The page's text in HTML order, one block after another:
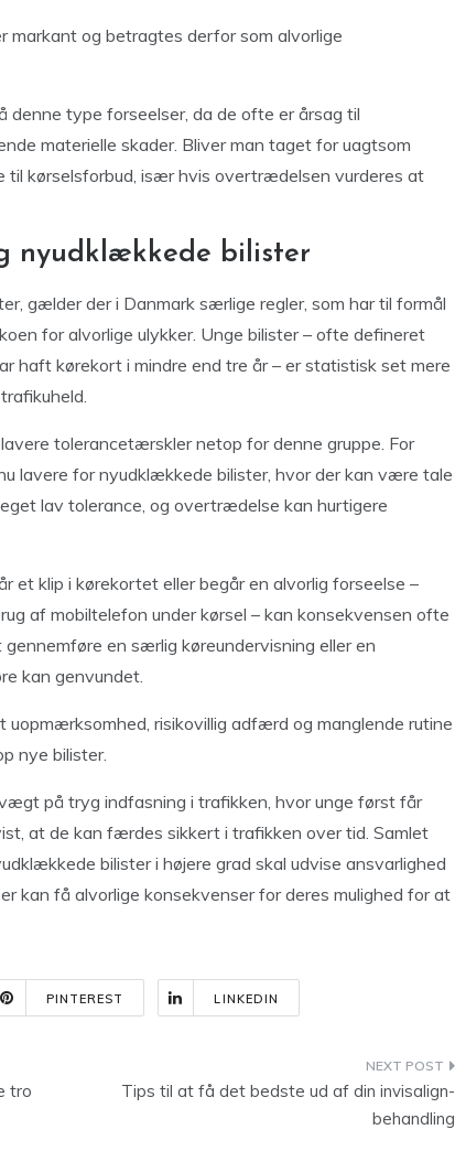
markant og betragtes derfor som alvorlige
denne type forseelser, da de ofte er årsag til
materielle skader. Bliver man taget for uagtsom
kørselsforbud, især hvis overtrædelsen vurderes at
nyudklækkede bilister
gælder der i Danmark særlige regler, som har til formål
for alvorlige ulykker. Unge bilister – ofte defineret
haft kørekort i mindre end tre år – er statistisk set mere
tolerancetærskler netop for denne gruppe. For
lavere for nyudklækkede bilister, hvor der kan være tale
lav tolerance, og overtrædelse kan hurtigere
et klip i kørekortet eller begår en alvorlig forseelse –
af mobiltelefon under kørsel – kan konsekvensen ofte
en særlig køreundervisning eller en
kan genvundet.
uopmærksomhed, risikovillig adfærd og manglende rutine
nye bilister.
på tryg indfasning i trafikken, hvor unge først får
at de kan færdes sikkert i trafikken over tid. Samlet
bilister i højere grad skal udvise ansvarlighed
kan få alvorlige konsekvenser for deres mulighed for at
PINTEREST LINKEDIN
tro
Tips til at få det bedste ud af din invisalign-
behandling